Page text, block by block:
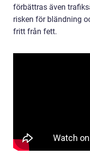
förbättras även
risken för bländning
fritt från fett.